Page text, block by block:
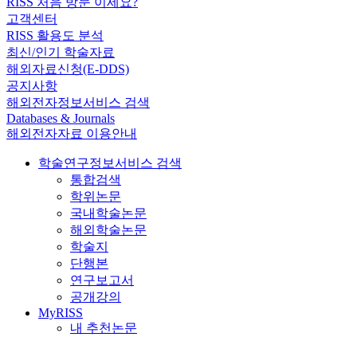
고객센터
RISS 활용도 분석
최신/인기 학술자료
해외자료신청(E-DDS)
공지사항
해외전자정보서비스 검색
Databases & Journals
해외전자자료 이용안내
학술연구정보서비스 검색
통합검색
학위논문
국내학술논문
해외학술논문
학술지
단행본
연구보고서
공개강의
MyRISS
내 추천논문